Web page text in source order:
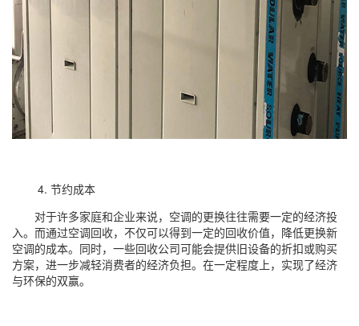
4. 节约成本
对于许多家庭和企业来说，空调的更换往往需要一定的经济投
入。而通过空调回收，不仅可以得到一定的回收价值，降低更换新
空调的成本。同时，一些回收公司可能会提供旧设备的折扣或购买
方案，进一步减轻消费者的经济负担。在一定程度上，实现了经济
与环保的双赢。